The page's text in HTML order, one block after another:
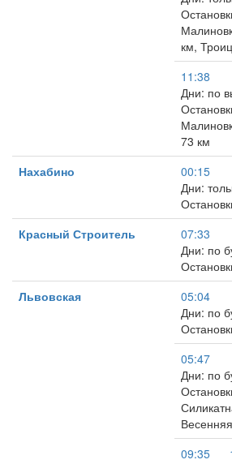
км,
11:38
Дни: по
73 км
Нахабино
00:15
Дни:
Красный Строитель
07:33
Дни: по
Львовская
05:04
Дни: по
05:47
Дни: по
Весенняя
09:35